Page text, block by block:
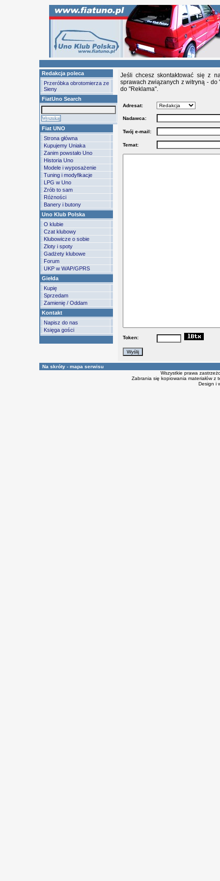
Redakcja poleca
Przeróbka obrotomierza ze
Sieny
FiatUno Search
Fiat UNO
Strona główna
Kupujemy Uniaka
Zanim powstało Uno
Historia Uno
Modele i wyposażenie
Tuning i modyfikacje
LPG w Uno
Zrób to sam
Różności
Banery i butony
Uno Klub Polska
O klubie
Czat klubowy
Klubowicze o sobie
Zloty i spoty
Gadżety klubowe
Forum
UKP w WAP/GPRS
Giełda
Kupię
Sprzedam
Zamienię / Oddam
Kontakt
Napisz do nas
Księga gości
Jeśli chcesz skontaktować się z
sprawach związanych z witryną - do
do "Reklama".
Adresat:
Nadawca:
Twój e-mail:
Temat:
Token:
Na skróty - mapa serwisu
Wszystkie prawa
Zabrania się kopiowania materiałów
Design i